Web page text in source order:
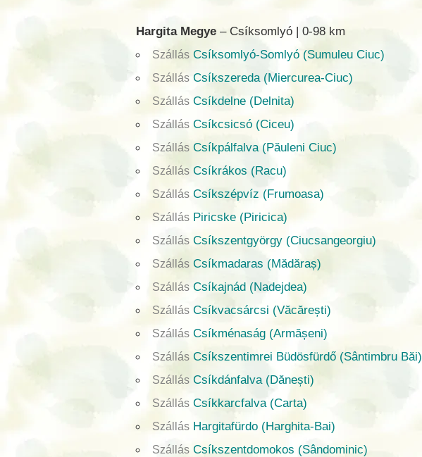
Hargita Megye – Csíksomlyó | 0-98 km
Szállás Csíksomlyó-Somlyó (Sumuleu Ciuc)
Szállás Csíkszereda (Miercurea-Ciuc)
Szállás Csíkdelne (Delnita)
Szállás Csíkcsicsó (Ciceu)
Szállás Csíkpálfalva (Păuleni Ciuc)
Szállás Csíkrákos (Racu)
Szállás Csíkszépvíz (Frumoasa)
Szállás Piricske (Piricica)
Szállás Csíkszentgyörgy (Ciucsangeorgiu)
Szállás Csíkmadaras (Mădăraș)
Szállás Csíkajnád (Nadejdea)
Szállás Csíkvacsárcsi (Văcărești)
Szállás Csíkménaság (Armășeni)
Szállás Csíkszentimrei Büdösfürdő (Sântimbru Băi)
Szállás Csíkdánfalva (Dănești)
Szállás Csíkkarcfalva (Carta)
Szállás Hargitafürdo (Harghita-Bai)
Szállás Csíkszentdomokos (Sândominic)